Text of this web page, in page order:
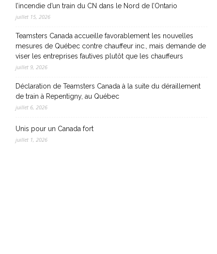
l’incendie d’un train du CN dans le Nord de l’Ontario
juillet 15, 2026
Teamsters Canada accueille favorablement les nouvelles
mesures de Québec contre chauffeur inc., mais demande de
viser les entreprises fautives plutôt que les chauffeurs
juillet 9, 2026
Déclaration de Teamsters Canada à la suite du déraillement
de train à Repentigny, au Québec
juillet 6, 2026
Unis pour un Canada fort
juillet 1, 2026